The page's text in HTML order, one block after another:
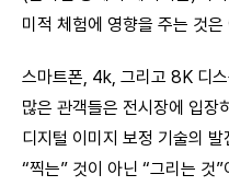
미적 체험에 영향을 주는 것은
스마트폰, 4k, 그리고 8K 디
많은 관객들은 전시장에 입장
디지털 이미지 보정 기술의
“찍는” 것이 아닌 “그리는 것